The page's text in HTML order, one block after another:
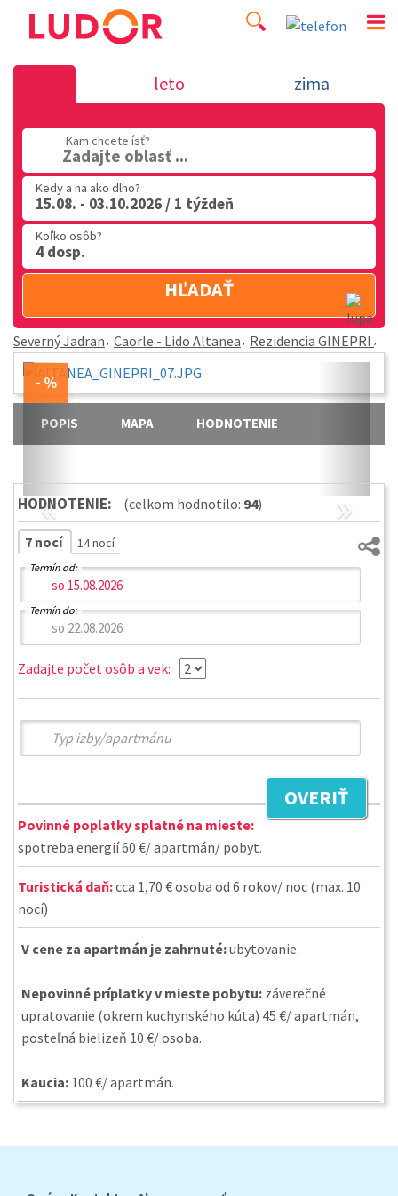
Rezidencia GINEPRI - Caorle - Lido Altanea -
leto zima
Kam chcete ísť?
Zadajte oblasť ...
Kedy a na ako dlho?
15.08. - 03.10.2026 / 1 týždeň
Koľko osôb?
4 dosp.
HĽADAŤ
Severný Jadran Caorle - Lido Altanea Rezidencia GINEPRI
« »
POPIS MAPA HODNOTENIE
HODNOTENIE: (celkom hodnotilo: 94)
7 nocí 14 nocí
Termín od:
Termín do:
Zadajte počet osôb a vek:
OVERIŤ
Povinné poplatky splatné na mieste:
spotreba energií 60 €/ apartmán/ pobyt.
Turistická daň:cca 1,70 € osoba od 6 rokov/ noc (max. 10
nocí)
V cene za apartmán je zahrnuté:ubytovanie.
Nepovinné príplatky v mieste pobytu: záverečné
upratovanie (okrem kuchynského kúta) 45 €/ apartmán,
posteľná bielizeň 10 €/ osoba.
Kaucia: 100 €/ apartmán.